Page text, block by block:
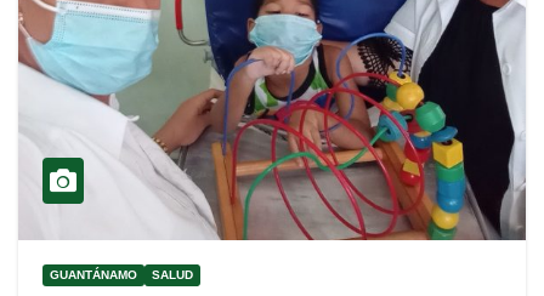
GUANTÁNAMO SALUD